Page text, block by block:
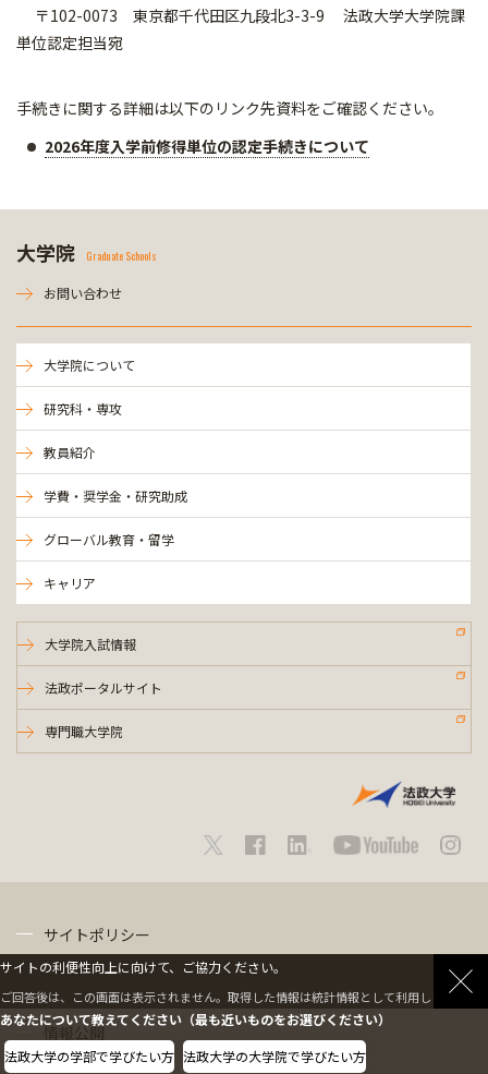
〒102-0073 東京都千代田区九段北3-3-9 法政大学大学院課
単位認定担当宛
手続きに関する詳細は以下のリンク先資料をご確認ください。
2026年度入学前修得単位の認定手続きについて
大学院 Graduate Schools
お問い合わせ
大学院について
研究科・専攻
教員紹介
学費・奨学金・研究助成
グローバル教育・留学
キャリア
大学院入試情報
法政ポータルサイト
専門職大学院
サイトポリシー
情報公開
サイトの利便性向上に向けて、ご協力ください。
ご回答後は、この画面は表示されません。取得した情報は統計情報として利用します。
あなたについて教えてください（最も近いものをお選びください）
法政大学の学部で学びたい方 法政大学の大学院で学びたい方